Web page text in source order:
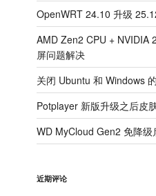
OpenWRT 24.10 升级
AMD Zen2 CPU + NVIDIA
屏问题解决
关闭 Ubuntu 和 Windows
Potplayer 新版升级之后皮
WD MyCloud Gen2 免降级
近期评论